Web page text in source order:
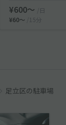
¥600〜
/日
¥60〜
/15分
足立区の駐車場